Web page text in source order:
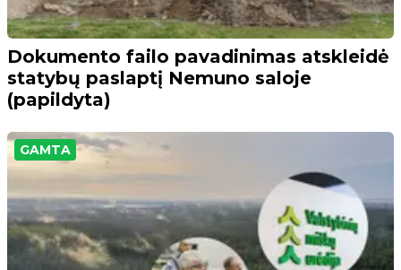
Dokumento failo pavadinimas atskleidė
statybų paslaptį Nemuno saloje
(papildyta)
GAMTA